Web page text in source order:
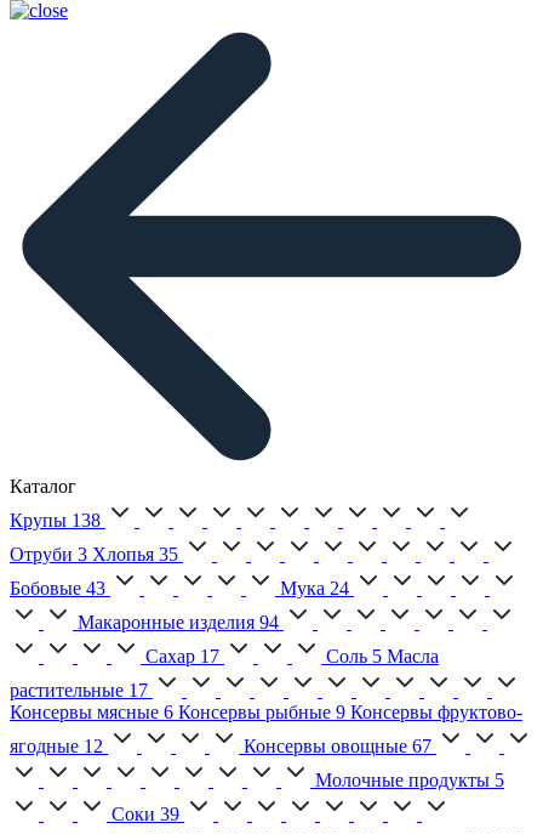
Каталог
Крупы 138
Отруби 3 Хлопья 35
Бобовые 43 Мука 24
Макаронные изделия 94
Сахар 17 Соль 5 Масла
растительные 17
Консервы мясные 6 Консервы рыбные 9 Консервы фруктово-
ягодные 12 Консервы овощные 67
Молочные продукты 5
Соки 39